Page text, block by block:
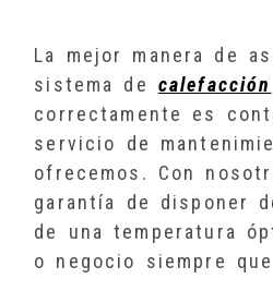
La mejor manera de
sistema de calefacción
correctamente es
servicio de
ofrecemos. Con
garantía de disponer
de una temperatura
o negocio siempre